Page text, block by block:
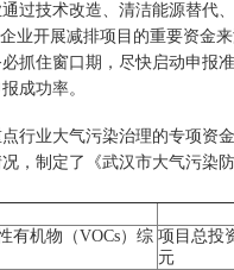
过技术改造、清洁能源替代
业开展减排项目的重要资金
抓住窗口期，尽快启动申报
成功率。
行业大气污染治理的专项资
，制定了《武汉市大气污染
有机物（VOCs）综 项目总投
元